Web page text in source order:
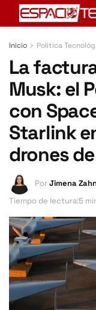
Inicio Politica
La
Musk: el
con
Starlink
drones
PorJimena
Tiempo de lectura:5